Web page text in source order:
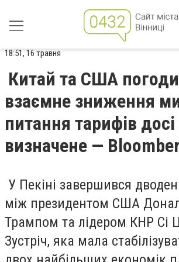
18:51, 16 травня
Китай та США
взаємне зниження
питання тарифів
визначене —
У Пекіні завершився
між президентом США
Трампом та лідером КНР Сі
Зустріч, яка мала